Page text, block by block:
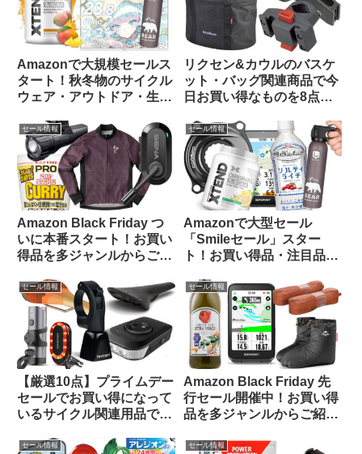
Amazonで大規模セールス
タート！秋冬物のサイクル
ウェア・アウトドア・生活
クアップしてみました
リクセン&カウルのバスケ
ット・バッグ関連商品で今
日お買い得なものを8点ご
セール情報
Amazon Black Friday つ
いに本番スタート！お買い
得品を多ジャンルからご紹
セール情報
Amazonで大型セール
「Smileセール」スター
ト！お買い得品・注目品を
プしてご紹介します
セール情報
【厳選10点】プライムデー
セールでお買い得になって
いるサイクル関連用品で未
してみました
セール情報
Amazon Black Friday 先
行セール開催中！お買い得
品を多ジャンルからご紹介
日版】
セール情報 セール情報